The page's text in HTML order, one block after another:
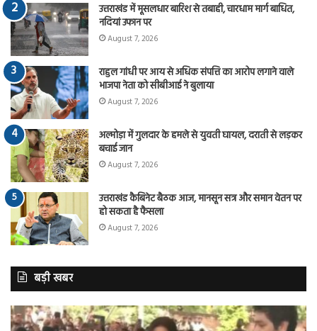
उत्तराखंड में मूसलधार बारिश से तबाही, चारधाम मार्ग बाधित,
नदियां उफान पर
August 7, 2026
राहुल गांधी पर आय से अधिक संपत्ति का आरोप लगाने वाले
भाजपा नेता को सीबीआई ने बुलाया
August 7, 2026
अल्मोड़ा में गुलदार के हमले से युवती घायल, दराती से लड़कर
बचाई जान
August 7, 2026
उत्तराखंड कैबिनेट बैठक आज, मानसून सत्र और समान वेतन पर
हो सकता है फैसला
August 7, 2026
बड़ी खबर